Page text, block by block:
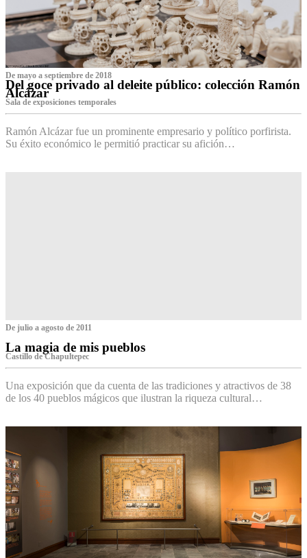
De mayo a septiembre de 2018
Del goce privado al deleite público: colección Ramón
Alcázar
Sala de exposiciones temporales
Ramón Alcázar fue un prominente empresario y político porfirista.
Su éxito económico le permitió practicar su afición…
De julio a agosto de 2011
La magia de mis pueblos
Castillo de Chapultepec
Una exposición que da cuenta de las tradiciones y atractivos de 38
de los 40 pueblos mágicos que ilustran la riqueza cultural…